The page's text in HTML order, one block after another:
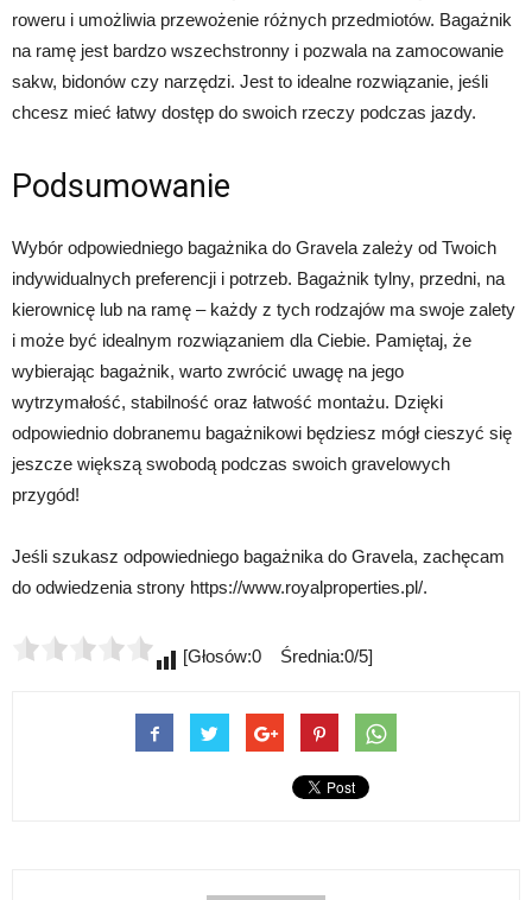
roweru i umożliwia przewożenie różnych przedmiotów. Bagażnik
na ramę jest bardzo wszechstronny i pozwala na zamocowanie
sakw, bidonów czy narzędzi. Jest to idealne rozwiązanie, jeśli
chcesz mieć łatwy dostęp do swoich rzeczy podczas jazdy.
Podsumowanie
Wybór odpowiedniego bagażnika do Gravela zależy od Twoich
indywidualnych preferencji i potrzeb. Bagażnik tylny, przedni, na
kierownicę lub na ramę – każdy z tych rodzajów ma swoje zalety
i może być idealnym rozwiązaniem dla Ciebie. Pamiętaj, że
wybierając bagażnik, warto zwrócić uwagę na jego
wytrzymałość, stabilność oraz łatwość montażu. Dzięki
odpowiednio dobranemu bagażnikowi będziesz mógł cieszyć się
jeszcze większą swobodą podczas swoich gravelowych
przygód!
Jeśli szukasz odpowiedniego bagażnika do Gravela, zachęcam
do odwiedzenia strony https://www.royalproperties.pl/.
[Głosów:0 Średnia:0/5]